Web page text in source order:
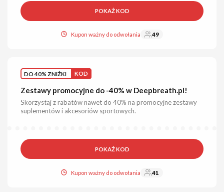
POKAŻ KOD
Kupon ważny do odwołania 49
DO 40% ZNIŻKI KOD
Zestawy promocyjne do -40% w Deepbreath.pl!
Skorzystaj z rabatów nawet do 40% na promocyjne zestawy
suplementów i akcesoriów sportowych.
POKAŻ KOD
Kupon ważny do odwołania 41